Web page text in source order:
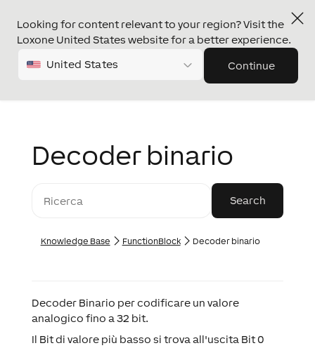
Looking for content relevant to your region? Visit the
Loxone United States website for a better experience.
United States Continue
Decoder binario
Knowledge Base FunctionBlock Decoder binario
Decoder Binario per codificare un valore
analogico fino a 32 bit.
Il Bit di valore più basso si trova all'uscita Bit 0